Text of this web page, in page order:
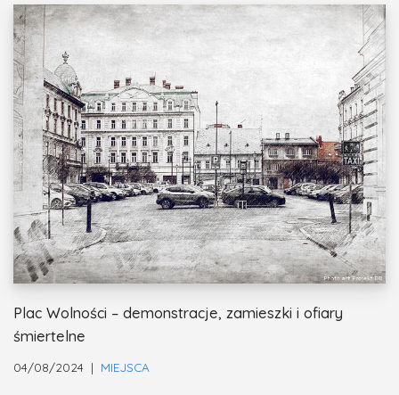
Plac Wolności – demonstracje, zamieszki i ofiary
śmiertelne
04/08/2024 MIEJSCA